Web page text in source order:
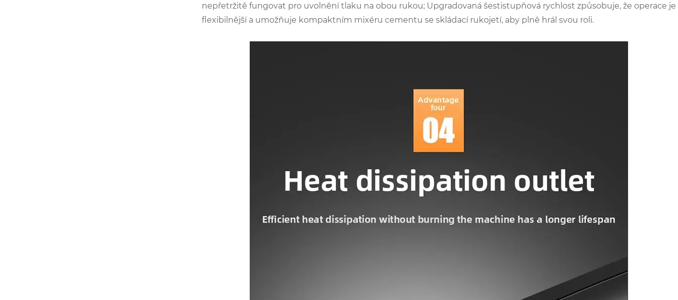
nepřetržitě fungovat pro uvolnění tlaku na obou rukou; Upgradovaná šestistupňová rychlost způsobuje, že operace je
flexibilnější a umožňuje kompaktním mixéru cementu se skládací rukojetí, aby plně hrál svou roli.